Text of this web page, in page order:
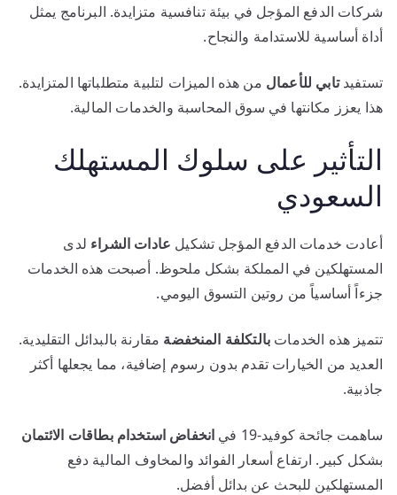
شركات الدفع المؤجل في بيئة تنافسية متزايدة. البرنامج يمثل
أداة أساسية للاستدامة والنجاح.
تستفيدتابي للأعمال من هذه الميزات لتلبية متطلباتها المتزايدة.
هذا يعزز مكانتها في سوق المحاسبة والخدمات المالية.
التأثير على سلوك المستهلك
السعودي
أعادت خدمات الدفع المؤجل تشكيل عادات الشراء لدى
المستهلكين في المملكة بشكل ملحوظ. أصبحت هذه الخدمات
جزءاً أساسياً من روتين التسوق اليومي.
تتميز هذه الخدمات بالتكلفة المنخفضة مقارنة بالبدائل التقليدية.
العديد من الخيارات تقدم بدون رسوم إضافية، مما يجعلها أكثر
جاذبية.
ساهمت جائحة كوفيد-19 في
انخفاض استخدام بطاقات الائتمان
بشكل كبير. ارتفاع أسعار الفوائد والمخاوف المالية دفع
المستهلكين للبحث عن بدائل أفضل.